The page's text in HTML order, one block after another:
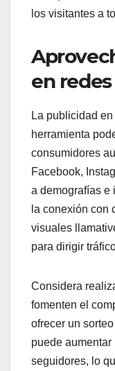
los visitantes a
en
La publicidad
herramienta
consumidores
Facebook,
a demografías e
la conexión con
visuales
para dirigir
Considera
fomenten el
ofrecer un
puede
seguidores, lo